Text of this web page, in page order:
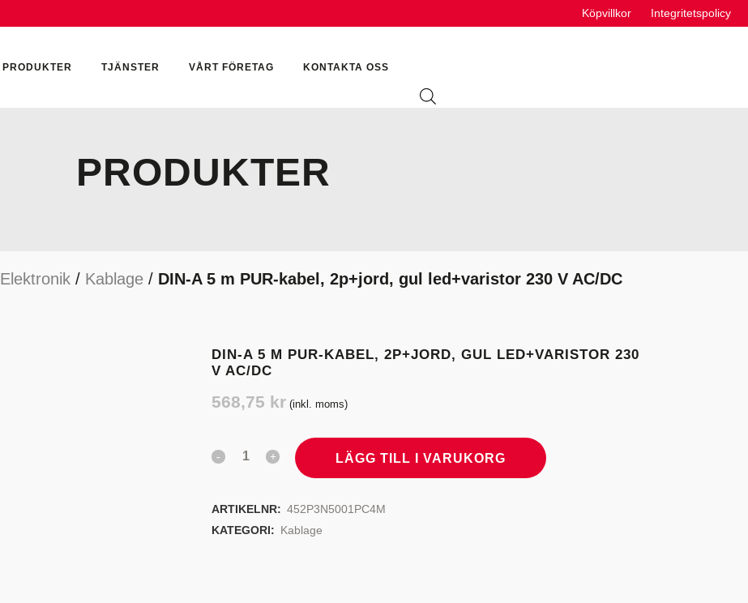
Köpvillkor Integritetspolicy
PRODUKTER
HYDRAULIKTILLBEHÖR HYDRAULMOTORER VÄTSKOR
TJÄNSTER VÅRT FÖRETAG KONTAKTA OSS
PRODUKTER
Elektronik/ Kablage/ DIN-A 5 m PUR-kabel, 2p+jord, gul led+varistor 230 V AC/DC
DIN-A 5 M PUR-KABEL, 2P+JORD, GUL LED+VARISTOR 230
V AC/DC
568,75 kr (inkl. moms)
LÄGG TILL I VARUKORG
ARTIKELNR: 452P3N5001PC4M
KATEGORI: Kablage